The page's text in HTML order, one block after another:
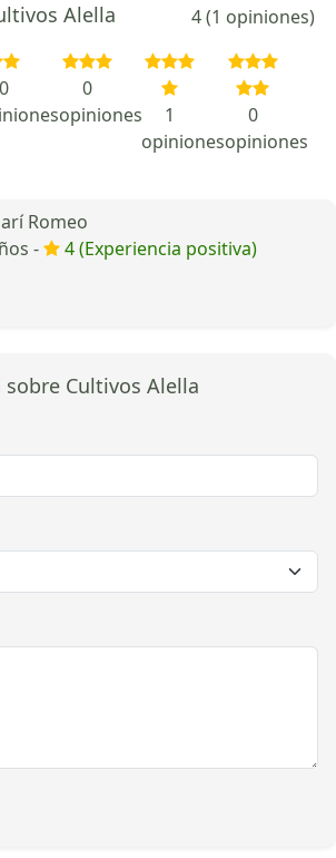
Alella 4 (1 opiniones)
0
0
opiniones
1
opiniones
0
opiniones
Romeo
-
4 (Experiencia positiva)
Cultivos Alella